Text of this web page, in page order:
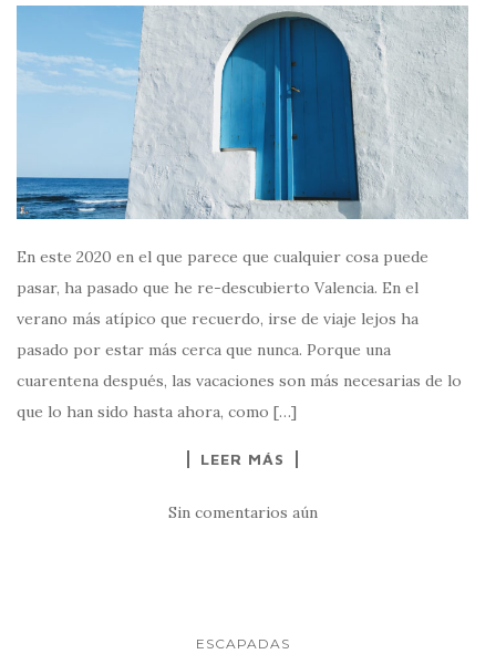
En este 2020 en el que parece que cualquier cosa puede
pasar, ha pasado que he re-descubierto Valencia. En el
verano más atípico que recuerdo, irse de viaje lejos ha
pasado por estar más cerca que nunca. Porque una
cuarentena después, las vacaciones son más necesarias de lo
que lo han sido hasta ahora, como […]
LEER MÁS
Sin comentarios aún
ESCAPADAS